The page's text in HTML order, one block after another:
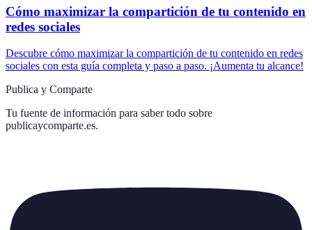
Cómo maximizar la compartición de tu contenido en
redes sociales
Descubre cómo maximizar la compartición de tu contenido en redes
sociales con esta guía completa y paso a paso. ¡Aumenta tu alcance!
Publica y Comparte
Tu fuente de información para saber todo sobre
publicaycomparte.es.